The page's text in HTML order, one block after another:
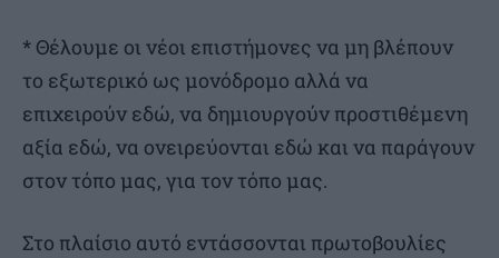
* Θέλουμε οι νέοι επιστήμονες να μη βλέπουν
το εξωτερικό ως μονόδρομο αλλά να
επιχειρούν εδώ, να δημιουργούν προστιθέμενη
αξία εδώ, να ονειρεύονται εδώ και να παράγουν
στον τόπο μας, για τον τόπο μας.
Στο πλαίσιο αυτό εντάσσονται πρωτοβουλίες